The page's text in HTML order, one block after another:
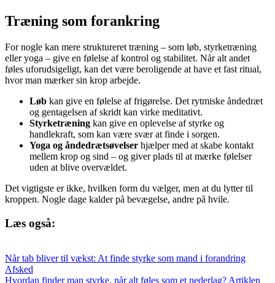
Træning som forankring
For nogle kan mere struktureret træning – som løb, styrketræning
eller yoga – give en følelse af kontrol og stabilitet. Når alt andet
føles uforudsigeligt, kan det være beroligende at have et fast ritual,
hvor man mærker sin krop arbejde.
Løb kan give en følelse af frigørelse. Det rytmiske åndedræt
og gentagelsen af skridt kan virke meditativt.
Styrketræning kan give en oplevelse af styrke og
handlekraft, som kan være svær at finde i sorgen.
Yoga og åndedrætsøvelser hjælper med at skabe kontakt
mellem krop og sind – og giver plads til at mærke følelser
uden at blive overvældet.
Det vigtigste er ikke, hvilken form du vælger, men at du lytter til
kroppen. Nogle dage kalder på bevægelse, andre på hvile.
Læs også:
Når tab bliver til vækst: At finde styrke som mand i forandring
Afsked
Hvordan finder man styrke, når alt føles som et nederlag? Artiklen